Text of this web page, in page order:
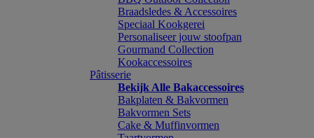
Braadsledes & Accessoires
Speciaal Kookgerei
Personaliseer jouw stoofpan
Gourmand Collection
Kookaccessoires
Pâtisserie
Bekijk Alle Bakaccessoires
Bakplaten & Bakvormen
Bakvormen Sets
Cake & Muffinvormen